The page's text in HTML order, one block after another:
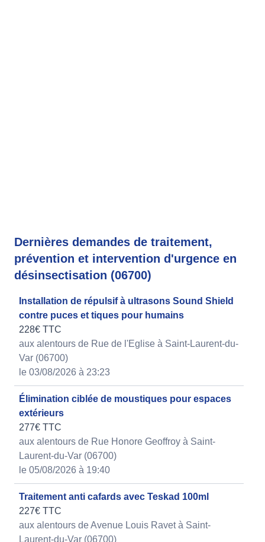
Dernières demandes de traitement,
prévention et intervention d'urgence en
désinsectisation (06700)
Installation de répulsif à ultrasons Sound Shield
contre puces et tiques pour humains
228€ TTC
aux alentours de Rue de l'Eglise à Saint-Laurent-du-
Var (06700)
le 03/08/2026 à 23:23
Élimination ciblée de moustiques pour espaces
extérieurs
277€ TTC
aux alentours de Rue Honore Geoffroy à Saint-
Laurent-du-Var (06700)
le 05/08/2026 à 19:40
Traitement anti cafards avec Teskad 100ml
227€ TTC
aux alentours de Avenue Louis Ravet à Saint-
Laurent-du-Var (06700)